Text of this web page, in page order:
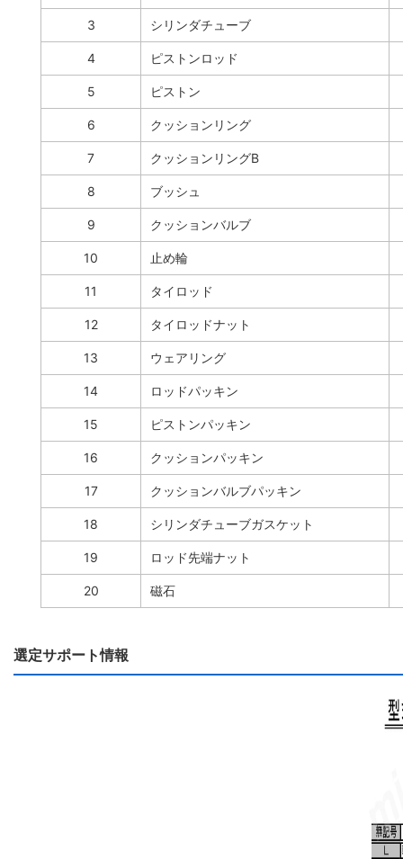
3 シリンダチューブ
4 ピストンロッド
5 ピストン
6 クッションリング
7 クッションリングB
8 ブッシュ
9 クッションバルブ
10 止め輪
11 タイロッド
12 タイロッドナット
13 ウェアリング
14 ロッドパッキン
15 ピストンパッキン
16 クッションパッキン
17 クッションバルブパッキン
18 シリンダチューブガスケット
19 ロッド先端ナット
20 磁石
選定サポート情報